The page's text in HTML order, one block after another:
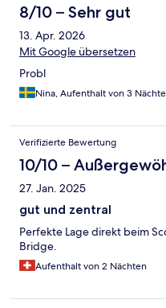
8/10 – Sehr gut
13. Apr. 2026
Mit Google übersetzen
Probl
Nina, Aufenthalt von 3
Verifizierte Bewertung
10/10 –
27. Jan. 2025
gut und zentral
Perfekte Lage direkt beim
Bridge.
Aufenthalt von 2 Nächten